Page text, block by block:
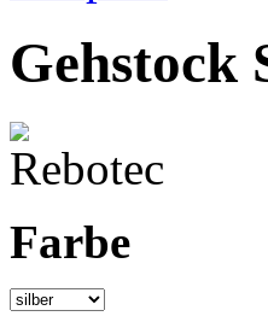
Gehstock
Farbe